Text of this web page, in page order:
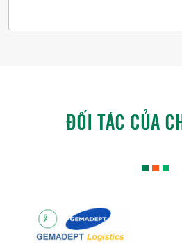
ĐỐI TÁC CỦA